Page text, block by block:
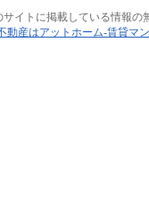
サイトに掲載している情報の
動産はアットホーム-賃貸マ